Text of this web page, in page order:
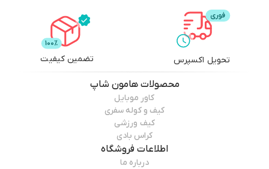
تحویل اکسپرس تضمین کیفیت
محصولاتهامون شاپ
کاور موبایل
کیف و کوله سفری
کیف ورزشی
کراس بادی
اطلاعات فروشگاه
درباره ما